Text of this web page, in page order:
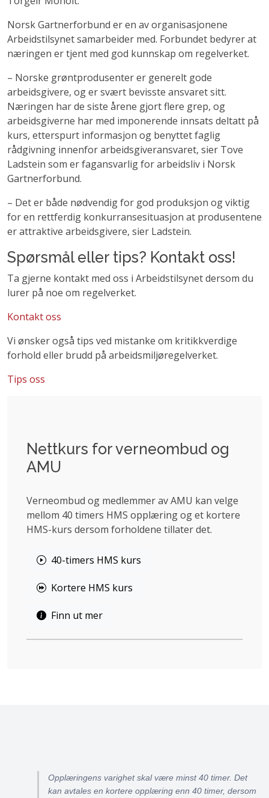
Norsk Gartnerforbund er en av organisasjonene
Arbeidstilsynet samarbeider med. Forbundet bedyrer at
næringen er tjent med god kunnskap om regelverket.
– Norske grøntprodusenter er generelt gode
arbeidsgivere, og er svært bevisste ansvaret sitt.
Næringen har de siste årene gjort flere grep, og
arbeidsgiverne har med imponerende innsats deltatt på
kurs, etterspurt informasjon og benyttet faglig
rådgivning innenfor arbeidsgiveransvaret, sier Tove
Ladstein som er fagansvarlig for arbeidsliv i Norsk
Gartnerforbund.
– Det er både nødvendig for god produksjon og viktig
for en rettferdig konkurransesituasjon at produsentene
er attraktive arbeidsgivere, sier Ladstein.
Spørsmål eller tips? Kontakt oss!
Ta gjerne kontakt med oss i Arbeidstilsynet dersom du
lurer på noe om regelverket.
Kontakt oss
Vi ønsker også tips ved mistanke om kritikkverdige
forhold eller brudd på arbeidsmiljøregelverket.
Tips oss
Nettkurs for verneombud og
AMU
Verneombud og medlemmer av AMU kan velge
mellom 40 timers HMS opplæring og et kortere
HMS-kurs dersom forholdene tillater det.
40-timers HMS kurs
Kortere HMS kurs
Finn ut mer
Opplæringens varighet skal være minst 40 timer. Det
kan avtales en kortere opplæring enn 40 timer, dersom